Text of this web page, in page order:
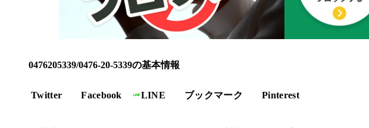
0476205339/0476-20-5339の基本情報
Twitter Facebook LINE ブックマーク Pinterest